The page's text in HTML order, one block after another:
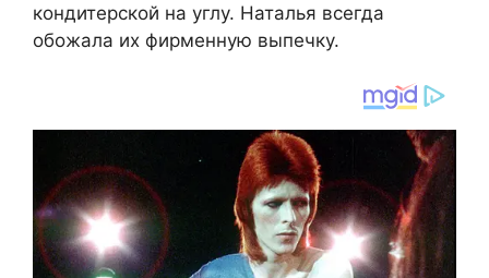
кондитерской на углу. Наталья всегда
обожала их фирменную выпечку.